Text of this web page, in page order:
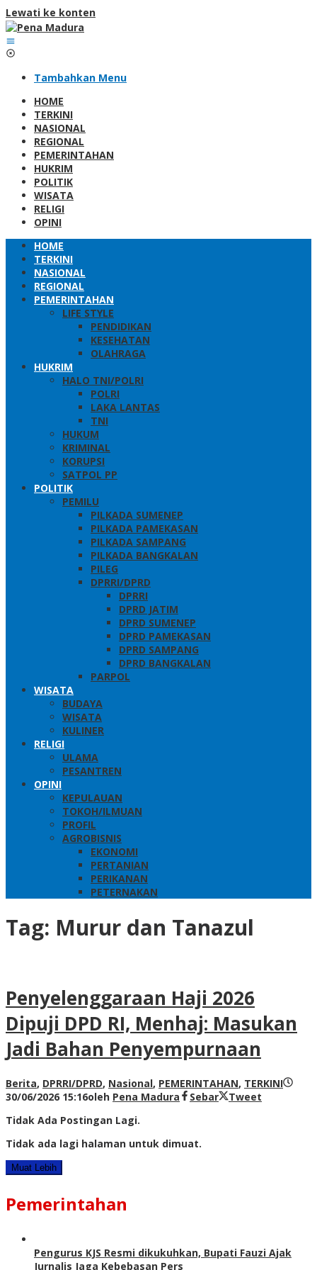
Lewati ke konten
Tambahkan Menu
HOME
TERKINI
NASIONAL
REGIONAL
PEMERINTAHAN
HUKRIM
POLITIK
WISATA
RELIGI
OPINI
HOME
TERKINI
NASIONAL
REGIONAL
PEMERINTAHAN
LIFE STYLE
PENDIDIKAN
KESEHATAN
OLAHRAGA
HUKRIM
HALO TNI/POLRI
POLRI
LAKA LANTAS
TNI
HUKUM
KRIMINAL
KORUPSI
SATPOL PP
POLITIK
PEMILU
PILKADA SUMENEP
PILKADA PAMEKASAN
PILKADA SAMPANG
PILKADA BANGKALAN
PILEG
DPRRI/DPRD
DPRRI
DPRD JATIM
DPRD SUMENEP
DPRD PAMEKASAN
DPRD SAMPANG
DPRD BANGKALAN
PARPOL
WISATA
BUDAYA
WISATA
KULINER
RELIGI
ULAMA
PESANTREN
OPINI
KEPULAUAN
TOKOH/ILMUAN
PROFIL
AGROBISNIS
EKONOMI
PERTANIAN
PERIKANAN
PETERNAKAN
Tag: Murur dan Tanazul
Penyelenggaraan Haji 2026
Dipuji DPD RI, Menhaj: Masukan
Jadi Bahan Penyempurnaan
Berita, DPRRI/DPRD, Nasional, PEMERINTAHAN, TERKINI
30/06/2026 15:16oleh Pena Madura Sebar
Tweet
Tidak Ada Postingan Lagi.
Tidak ada lagi halaman untuk dimuat.
Muat Lebih
Pemerintahan
Pengurus KJS Resmi dikukuhkan, Bupati Fauzi Ajak
Jurnalis Jaga Kebebasan Pers